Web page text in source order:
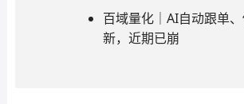
百域量化｜AI自动跟单
新，近期已崩